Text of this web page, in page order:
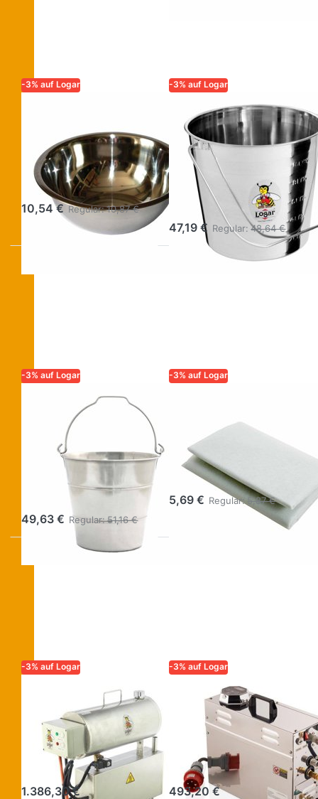
-3% auf Logar
Behälter für
Wachs 3,5l aus
Edelstahl
10,54 € Regular:10,87 €
-3% auf Logar
LOGAR – QUALITÄT UND
ZUVERLÄSSIGKEIT FÜR
IMKER
Logar
Wachseimer 11 l
mit Henkel aus
Edelstahl
47,19 € Regular: 48,64 €
-3% auf Logar
LOGAR – QUALITÄT UND
ZUVERLÄSSIGKEIT FÜR
Wachs- und
Honigeimer 10 l
mit Henkel aus
Edelstahl
49,63 € Regular:51,16 €
-3% auf Logar
Wachs-
Reinigungs-
Vlies 2,6 m²
5,69 € Regular:5,87 €
-3% auf Logar
LOGAR – QUALITÄT UND
ZUVERLÄSSIGKEIT FÜR
Dampfgenerator
6 kW/400 V mit
Wassertank
1.386,30 €
-3% auf Logar
LOGAR – QUALITÄT UND
ZUVERLÄSSIGKEIT FÜR
Dampfgenerator
6 kW/400 V mit
Wasseranschluss
493,20 €